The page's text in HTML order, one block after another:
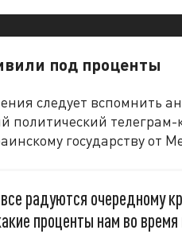
под проценты
следует вспомнить
политический
государству от
радуются очередному
проценты нам во